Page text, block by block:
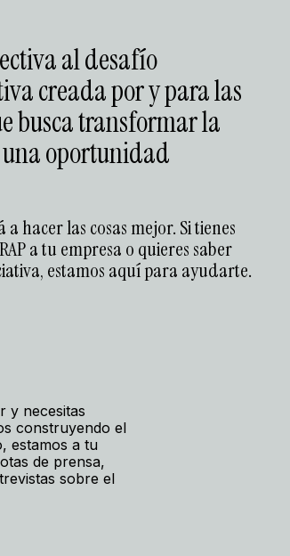
al desafío
creada por y para las
busca transformar la
una oportunidad
hacer las cosas mejor. Si tienes
a tu empresa o quieres saber
estamos aquí para ayudarte.
y necesitas
construyendo el
estamos a tu
de prensa,
sobre el